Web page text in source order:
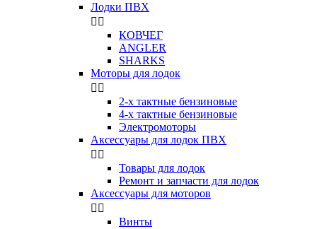
Лодки ПВХ
 
КОВЧЕГ
ANGLER
SHARKS
Моторы для лодок
 
2-х тактные бензиновые
4-х тактные бензиновые
Электромоторы
Аксессуары для лодок ПВХ
 
Товары для лодок
Ремонт и запчасти для лодок
Аксессуары для моторов
 
Винты